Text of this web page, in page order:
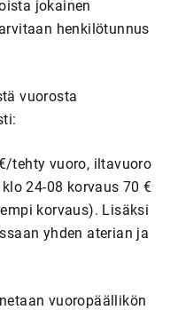
jokainen
henkilötunnus
vuorosta
tehty vuoro, iltavuoro
24-08 korvaus 70 €
korvaus). Lisäksi
yhden aterian ja
vuoropäällikön